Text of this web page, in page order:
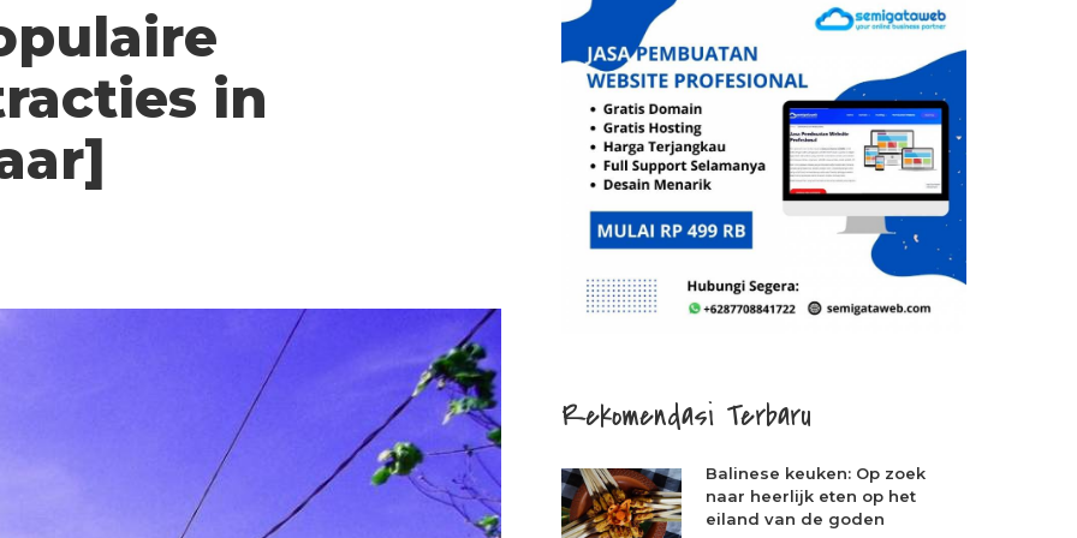
in
Rekomendasi Terbaru
Balinese keuken: Op zoek
naar heerlijk eten op het
eiland van de goden